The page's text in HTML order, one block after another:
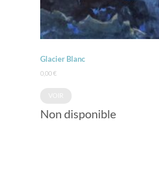
Glacier Blanc
0,00€
Non disponible